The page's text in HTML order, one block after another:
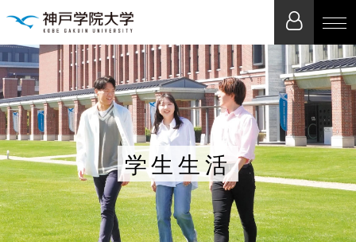
学生生活